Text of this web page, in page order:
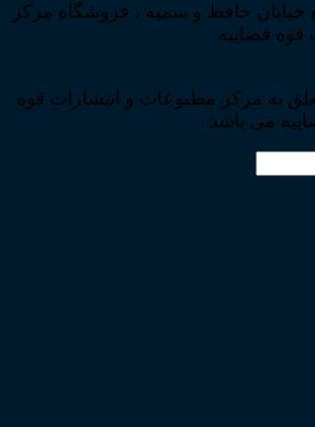
خیابان حافظ و سمیه ، فروشگاه مرکز
قوه قضاییه
به مرکز مطبوعات و انتشارات قوه
می باشد .